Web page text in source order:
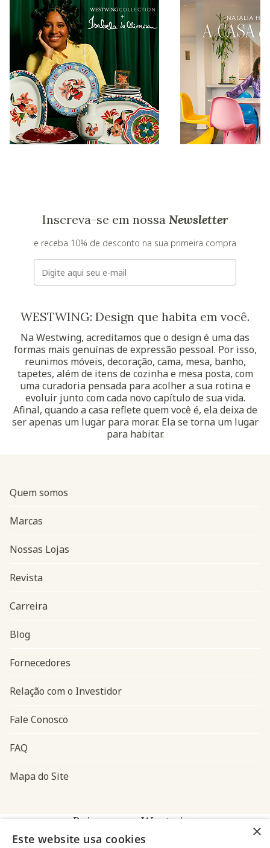
Inscreva-se em nossa Newsletter
e receba 10% de desconto na sua primeira compra
E-mail
WESTWING: Design que habita em você.
Na Westwing, acreditamos que o design é uma das
formas mais genuínas de expressão pessoal. Por isso,
reunimos móveis, decoração, cama, mesa, banho,
tapetes, além de itens de cozinha e mesa posta, com
uma curadoria pensada para acolher a sua rotina e
evoluir junto com cada novo capítulo de sua vida.
Afinal, quando a casa reflete quem você é, ela deixa de
ser apenas um lugar para morar. Ela se torna um lugar
para habitar.
Navegação do rodapé
Quem somos
Marcas
Nossas Lojas
Revista
Carreira
Blog
Fornecedores
Relação com o Investidor
Fale Conosco
FAQ
Mapa do Site
Baixe o app Westwing
×
Este website usa cookies